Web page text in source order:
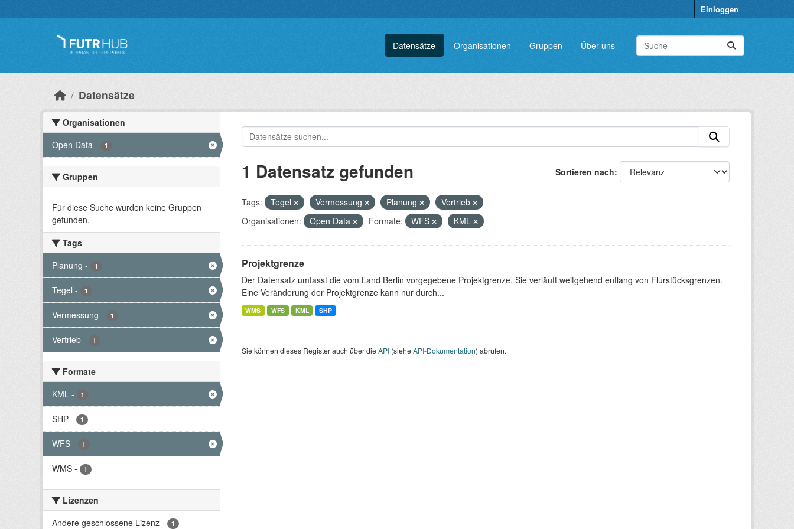
Einloggen
Datensätze Organisationen Gruppen Über uns
Datensätze
Organisationen
Open Data - 1
Gruppen
Für diese Suche wurden keine Gruppen
gefunden.
Tags
Planung - 1
Tegel - 1
Vermessung - 1
Vertrieb - 1
Formate
KML - 1
SHP - 1
WFS - 1
WMS - 1
Lizenzen
Andere geschlossene Lizenz - 1
Sortieren nach
1 Datensatz gefunden
Tags: Tegel Vermessung Planung
Vertrieb
Organisationen:
Open Data Formate: WFS KML
Projektgrenze
Der Datensatz umfasst die vom Land Berlin vorgegebene Projektgrenze. Sie verläuft weitgehend entlang von Flurstücksgrenzen.
Eine Veränderung der Projektgrenze kann nur durch...
WMS WFS KML SHP
Sie können dieses Register auch über dieAPI(sieheAPI-Dokumentation) abrufen.